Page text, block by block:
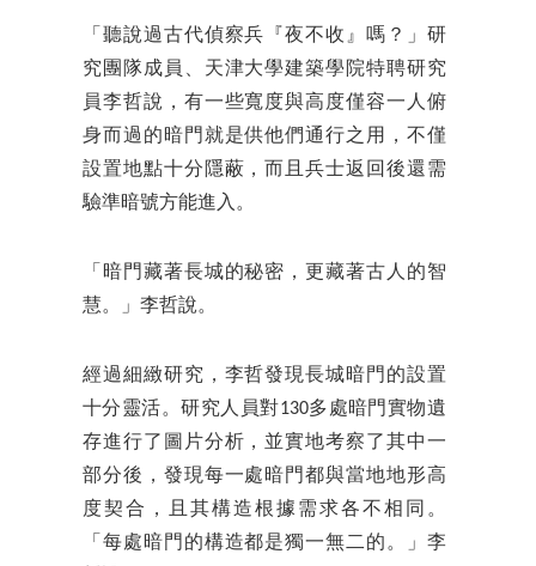
「聽說過古代偵察兵『夜不收』嗎？」研
究團隊成員、天津大學建築學院特聘研究
員李哲說，有一些寬度與高度僅容一人俯
身而過的暗門就是供他們通行之用，不僅
設置地點十分隱蔽，而且兵士返回後還需
驗準暗號方能進入。
「暗門藏著長城的秘密，更藏著古人的智
慧。」李哲說。
經過細緻研究，李哲發現長城暗門的設置
十分靈活。研究人員對130多處暗門實物遺
存進行了圖片分析，並實地考察了其中一
部分後，發現每一處暗門都與當地地形高
度契合，且其構造根據需求各不相同。
「每處暗門的構造都是獨一無二的。」李